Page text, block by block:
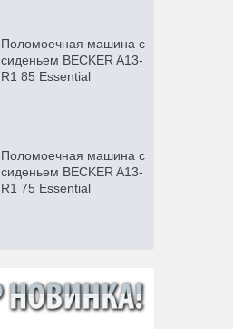
Поломоечная машина с
сиденьем BECKER A13-
R1 85 Essential
Поломоечная машина с
сиденьем BECKER A13-
R1 75 Essential